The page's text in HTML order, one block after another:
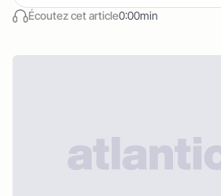
Écoutez cet article0:00min